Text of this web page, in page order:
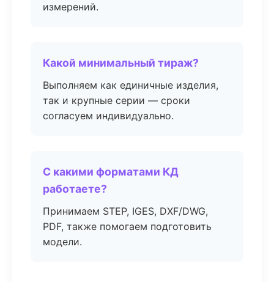
измерений.
Какой минимальный тираж?
Выполняем как единичные изделия,
так и крупные серии — сроки
согласуем индивидуально.
С какими форматами КД
работаете?
Принимаем STEP, IGES, DXF/DWG,
PDF, также помогаем подготовить
модели.